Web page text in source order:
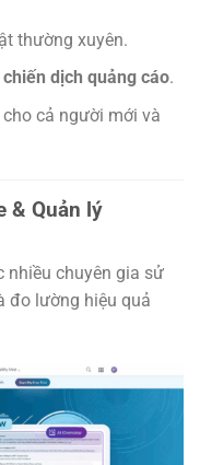
thường xuyên.
chiến dịch quảng cáo.
cả người mới và
& Quản lý
nhiều chuyên gia sử
đo lường hiệu quả